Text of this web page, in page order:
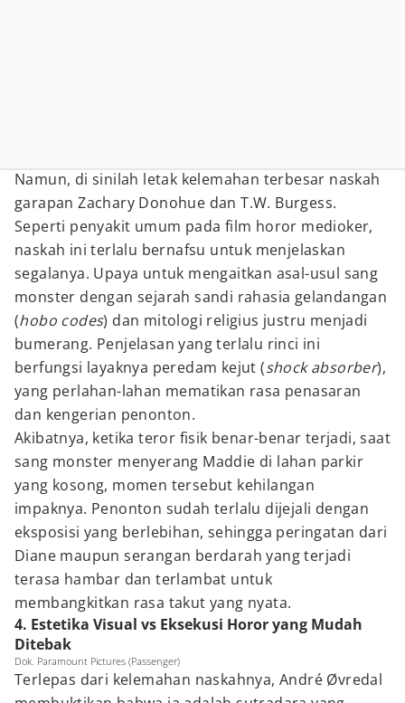
Namun, di sinilah letak kelemahan terbesar naskah
garapan Zachary Donohue dan T.W. Burgess.
Seperti penyakit umum pada film horor medioker,
naskah ini terlalu bernafsu untuk menjelaskan
segalanya. Upaya untuk mengaitkan asal-usul sang
monster dengan sejarah sandi rahasia gelandangan
(hobo codes) dan mitologi religius justru menjadi
bumerang. Penjelasan yang terlalu rinci ini
berfungsi layaknya peredam kejut (shock absorber),
yang perlahan-lahan mematikan rasa penasaran
dan kengerian penonton.
Akibatnya, ketika teror fisik benar-benar terjadi, saat
sang monster menyerang Maddie di lahan parkir
yang kosong, momen tersebut kehilangan
impaknya. Penonton sudah terlalu dijejali dengan
eksposisi yang berlebihan, sehingga peringatan dari
Diane maupun serangan berdarah yang terjadi
terasa hambar dan terlambat untuk
membangkitkan rasa takut yang nyata.
4. Estetika Visual vs Eksekusi Horor yang Mudah
Ditebak
Dok. Paramount Pictures (Passenger)
Terlepas dari kelemahan naskahnya, André Øvredal